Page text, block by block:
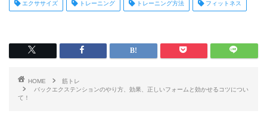
エクササイズ トレーニング トレーニング方法 フィットネス
HOME
筋トレ
バックエクステンションのやり方、効果、正しいフォームと効かせるコツについ
て！